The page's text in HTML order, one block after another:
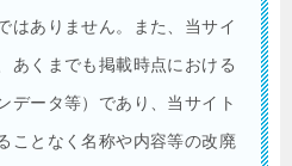
はありません。また、当サイ
あくまでも掲載時点における
データ等）であり、当サイト
ことなく名称や内容等の改廃